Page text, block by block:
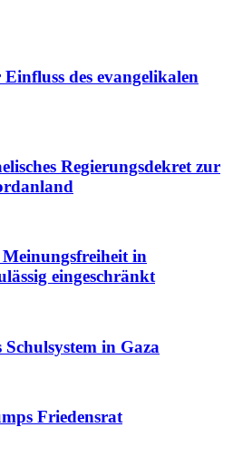
des evangelikalen
Regierungsdekret zur
in
eingeschränkt
in Gaza
Friedensrat